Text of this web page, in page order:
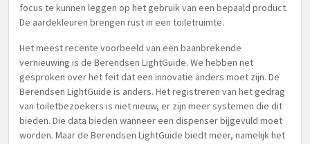
focus te kunnen leggen op het gebruik van een bepaald product.
De aardekleuren brengen rust in een toiletruimte.
Het meest recente voorbeeld van een baanbrekende
vernieuwing is de Berendsen LightGuide. We hebben net
gesproken over het feit dat een innovatie anders moet zijn. De
Berendsen LightGuide is anders. Het registreren van het gedrag
van toiletbezoekers is niet nieuw, er zijn meer systemen die dit
bieden. Die data bieden wanneer een dispenser bijgevuld moet
worden. Maar de Berendsen LightGuide biedt meer, namelijk het